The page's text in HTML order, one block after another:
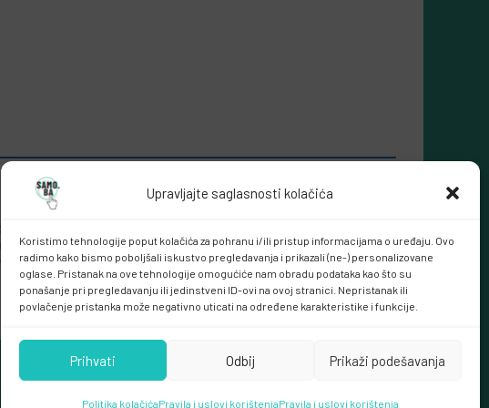
Upravljajte saglasnosti kolačića
Koristimo tehnologije poput kolačića za pohranu i/ili pristup informacijama o uređaju. Ovo
radimo kako bismo poboljšali iskustvo pregledavanja i prikazali (ne-) personalizovane
oglase. Pristanak na ove tehnologije omogućiće nam obradu podataka kao što su
ponašanje pri pregledavanju ili jedinstveni ID-ovi na ovoj stranici. Nepristanak ili
povlačenje pristanka može negativno uticati na određene karakteristike i funkcije.
Prihvati Odbij Prikaži podešavanja
Politika kolačićaPravila i uslovi korištenjaPravila i uslovi korištenja